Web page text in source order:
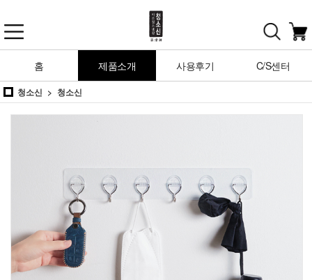
홈 제품소개 사용후기 C/S센터
청소신 청소신